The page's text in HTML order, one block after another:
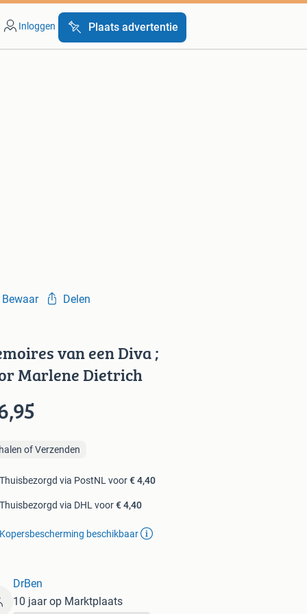
Inloggen Plaats advertentie
Bewaar Delen
van een Diva ;
Marlene Dietrich
of Verzenden
Thuisbezorgd via PostNL voor€ 4,40
Thuisbezorgd via DHL voor€ 4,40
Kopersbescherming beschikbaar
DrBen
10 jaar op Marktplaats